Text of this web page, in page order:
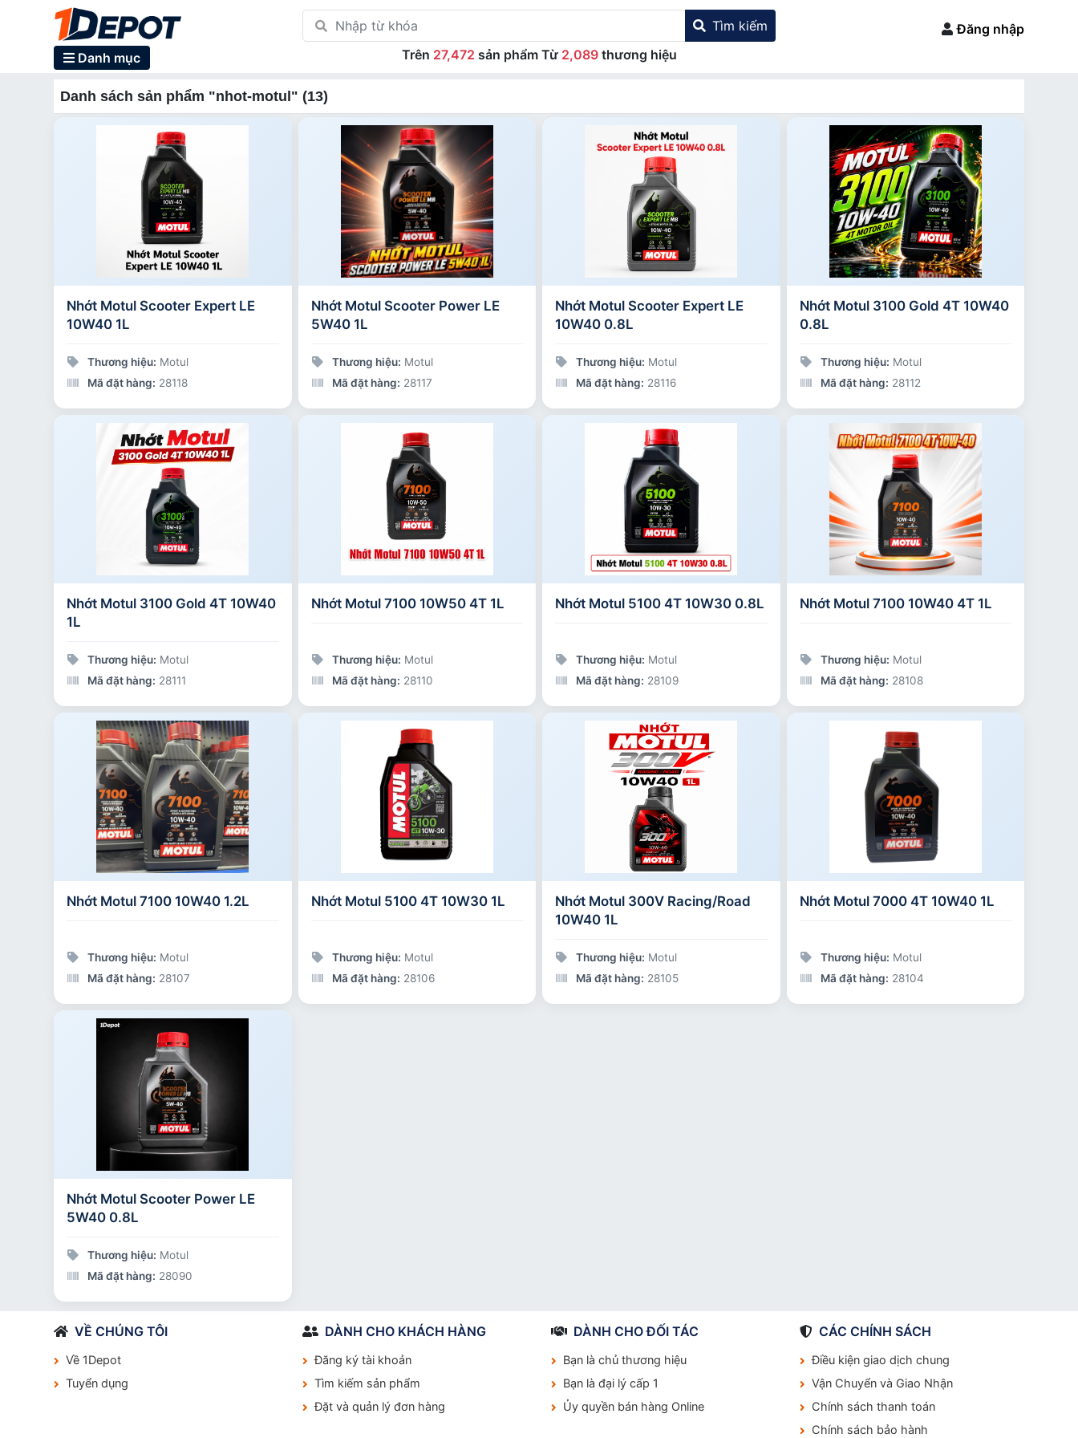
Danh mục
Tìm kiếm
Trên 27,472 sản phẩm Từ 2,089thương hiệu
Đăng nhập
Danh sách sản phẩm "nhot-motul" (13)
Nhớt Motul Scooter Expert LE
10W40 1L
Thương hiệu: Motul
Mã đặt hàng: 28118
Nhớt Motul Scooter Power LE
5W40 1L
Thương hiệu: Motul
Mã đặt hàng: 28117
Nhớt Motul Scooter Expert LE
10W40 0.8L
Thương hiệu: Motul
Mã đặt hàng: 28116
Nhớt Motul 3100 Gold 4T 10W40
0.8L
Thương hiệu: Motul
Mã đặt hàng: 28112
Nhớt Motul 3100 Gold 4T 10W40
1L
Thương hiệu: Motul
Mã đặt hàng: 28111
Nhớt Motul 7100 10W50 4T 1L
Thương hiệu: Motul
Mã đặt hàng: 28110
Nhớt Motul 5100 4T 10W30 0.8L
Thương hiệu: Motul
Mã đặt hàng: 28109
Nhớt Motul 7100 10W40 4T 1L
Thương hiệu: Motul
Mã đặt hàng: 28108
Nhớt Motul 7100 10W40 1.2L
Thương hiệu: Motul
Mã đặt hàng: 28107
Nhớt Motul 5100 4T 10W30 1L
Thương hiệu: Motul
Mã đặt hàng: 28106
Nhớt Motul 300V Racing/Road
10W40 1L
Thương hiệu: Motul
Mã đặt hàng: 28105
Nhớt Motul 7000 4T 10W40 1L
Thương hiệu: Motul
Mã đặt hàng: 28104
Nhớt Motul Scooter Power LE
5W40 0.8L
Thương hiệu: Motul
Mã đặt hàng: 28090
VỀ CHÚNG TÔI
Về 1Depot
Tuyển dụng
DÀNH CHO KHÁCH HÀNG
Đăng ký tài khoản
Tìm kiếm sản phẩm
Đặt và quản lý đơn hàng
DÀNH CHO ĐỐI TÁC
Bạn là chủ thương hiệu
Bạn là đại lý cấp 1
Ủy quyền bán hàng Online
CÁC CHÍNH SÁCH
Điều kiện giao dịch chung
Vận Chuyển và Giao Nhận
Chính sách thanh toán
Chính sách bảo hành